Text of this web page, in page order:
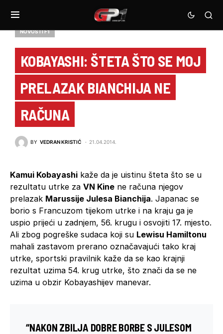
NOVOSTI F1
KOBAYASHI: ŠTETA ŠTO SE MOJ
PRELAZAK BIANCHIJA NE
RAČUNA
BY VEDRAN KRISTIĆ 21.04.2014.
Kamui Kobayashi kaže da je uistinu šteta što se u
rezultatu utrke za VN Kine ne računa njegov
prelazak Marussije Julesa Bianchija. Japanac se
borio s Francuzom tijekom utrke i na kraju ga je
uspio prijeći u zadnjem, 56. krugu i osvojiti 17. mjesto.
Ali zbog pogreške sudaca koji su Lewisu Hamiltonu
mahali zastavom prerano označavajući tako kraj
utrke, sportski pravilnik kaže da se kao krajnji
rezultat uzima 54. krug utrke, što znači da se ne
uzima u obzir Kobayashijev manevar.
“NAKON ZBILJA DOBRE BORBE S JULESOM